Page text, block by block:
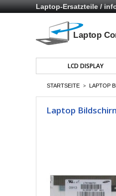
Laptop-Ersatzteile /
LCD DISPLAY
STARTSEITE > LAPTOP
Laptop